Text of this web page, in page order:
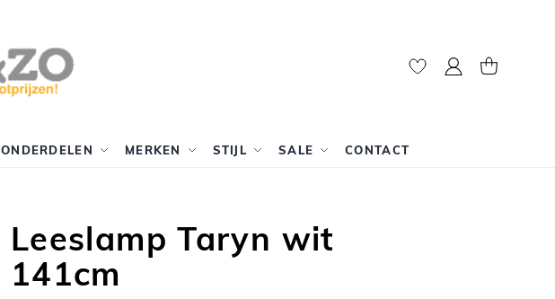
Mijn account
ONDERDELEN MERKEN STIJL SALE CONTACT
Leeslamp Taryn wit
141cm